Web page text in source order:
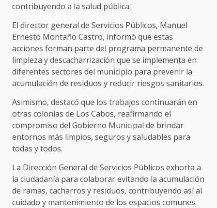
contribuyendo a la salud pública.
El director general de Servicios Públicos, Manuel
Ernesto Montaño Castro, informó que estas
acciones forman parte del programa permanente de
limpieza y descacharrización que se implementa en
diferentes sectores del municipio para prevenir la
acumulación de residuos y reducir riesgos sanitarios.
Asimismo, destacó que los trabajos continuarán en
otras colonias de Los Cabos, reafirmando el
compromiso del Gobierno Municipal de brindar
entornos más limpios, seguros y saludables para
todas y todos.
La Dirección General de Servicios Públicos exhorta a
la ciudadanía para colaborar evitando la acumulación
de ramas, cacharros y residuos, contribuyendo así al
cuidado y mantenimiento de los espacios comunes.